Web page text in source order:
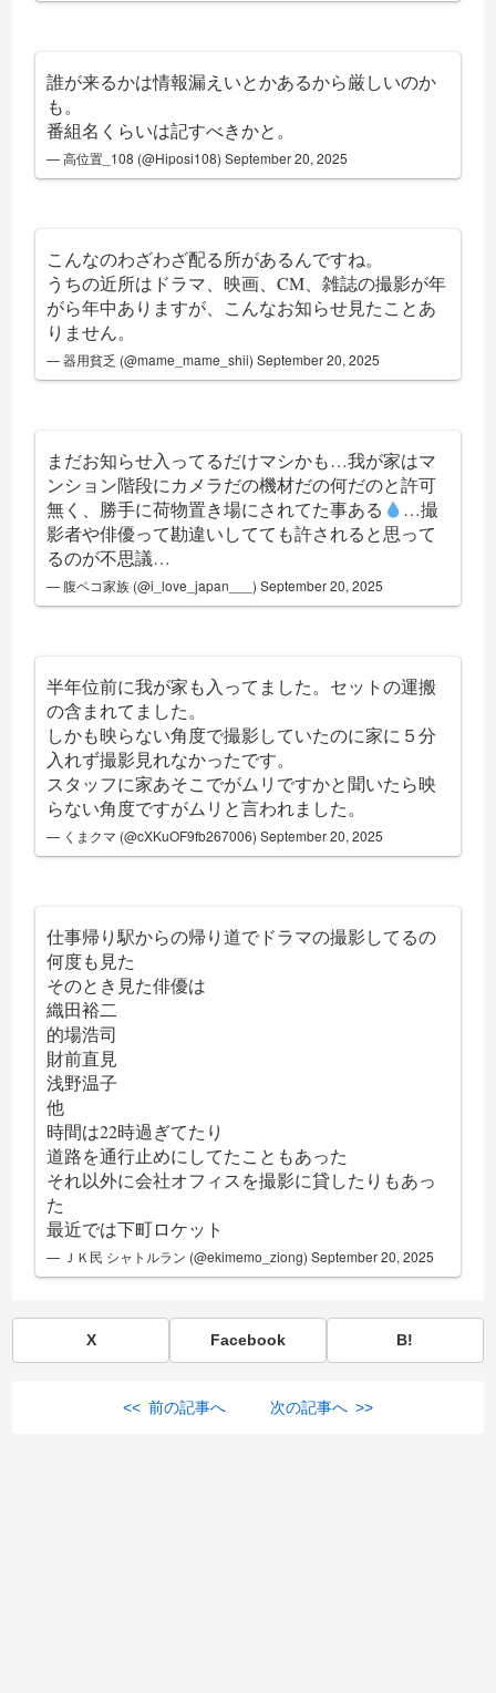
誰が来るかは情報漏えいとかあるから厳しいのか
も。
番組名くらいは記すべきかと。
— 高位置_108 (@Hiposi108)September 20, 2025
こんなのわざわざ配る所があるんですね。
うちの近所はドラマ、映画、CM、雑誌の撮影が年
がら年中ありますが、こんなお知らせ見たことあ
りません。
— 器用貧乏 (@mame_mame_shii)September 20, 2025
まだお知らせ入ってるだけマシかも…我が家はマ
ンション階段にカメラだの機材だの何だのと許可
無く、勝手に荷物置き場にされてた事ある
…撮
影者や俳優って勘違いしてても許されると思って
るのが不思議…
— 腹ペコ家族 (@i_love_japan___)September 20, 2025
半年位前に我が家も入ってました。セットの運搬
の含まれてました。
しかも映らない角度で撮影していたのに家に５分
入れず撮影見れなかったです。
スタッフに家あそこでがムリですかと聞いたら映
らない角度ですがムリと言われました。
— くまクマ (@cXKuOF9fb267006)September 20, 2025
仕事帰り駅からの帰り道でドラマの撮影してるの
何度も見た
そのとき見た俳優は
織田裕二
的場浩司
財前直見
浅野温子
他
時間は22時過ぎてたり
道路を通行止めにしてたこともあった
それ以外に会社オフィスを撮影に貸したりもあっ
た
最近では下町ロケット
— ＪＫ民 シャトルラン (@ekimemo_ziong)September 20, 2025
X Facebook B!
<< 前の記事へ 次の記事へ >>